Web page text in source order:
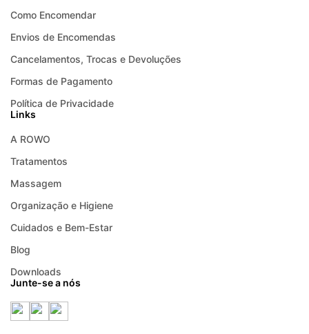
Como Encomendar
Envios de Encomendas
Cancelamentos, Trocas e Devoluções
Formas de Pagamento
Política de Privacidade
Links
A ROWO
Tratamentos
Massagem
Organização e Higiene
Cuidados e Bem-Estar
Blog
Downloads
Junte-se a nós